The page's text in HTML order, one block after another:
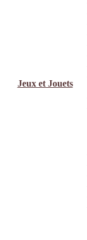
Jeux et Jouets